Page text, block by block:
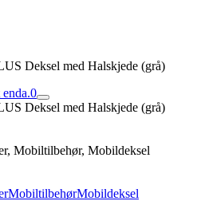
Deksel med Halskjede (grå)
0
Deksel med Halskjede (grå)
Mobiltilbehør, Mobildeksel
MobiltilbehørMobildeksel